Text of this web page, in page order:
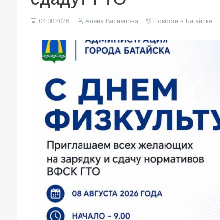
04.08.2026 Алена Васнецова Новости в Батайске